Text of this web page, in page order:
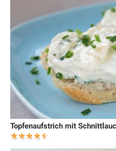
Topfenaufstrich mit